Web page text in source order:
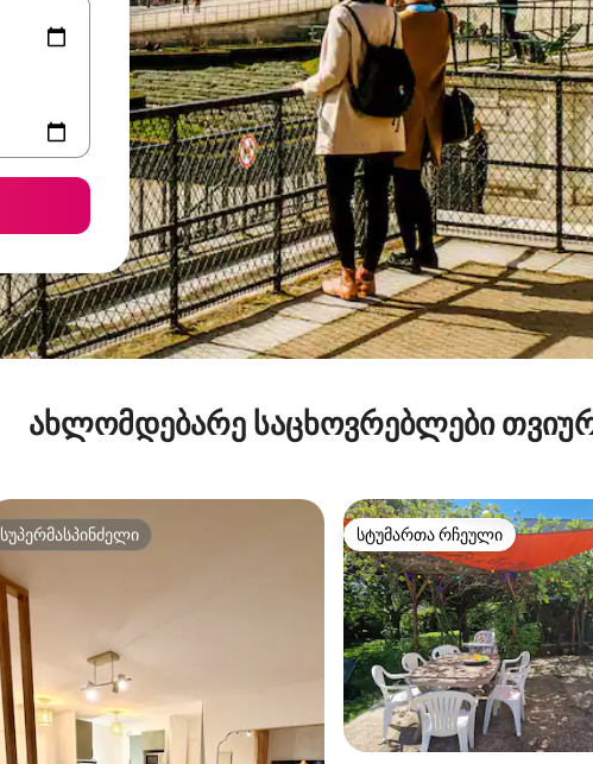
ახლომდებარე საცხოვრებლები
სუპერმასპინძელი
სუპერმასპინძელი სტუმართა რჩეული
სტუმართა რჩეული